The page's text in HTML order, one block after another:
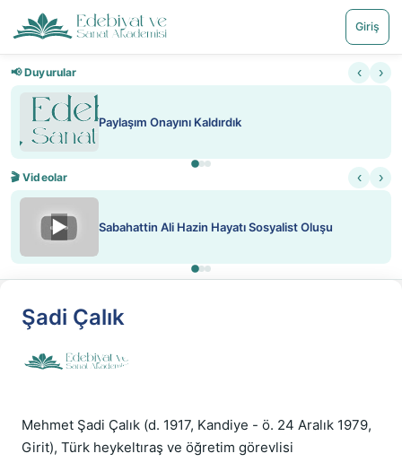
Giriş
📢 Duyurular ‹ ›
Paylaşım Onayını Kaldırdık
🎬 Videolar ‹ ›
▶ Sabahattin Ali Hazin Hayatı Sosyalist Oluşu
Şadi Çalık
Mehmet Şadi Çalık (d. 1917, Kandiye - ö. 24 Aralık 1979,
Girit), Türk heykeltıraş ve öğretim görevlisi